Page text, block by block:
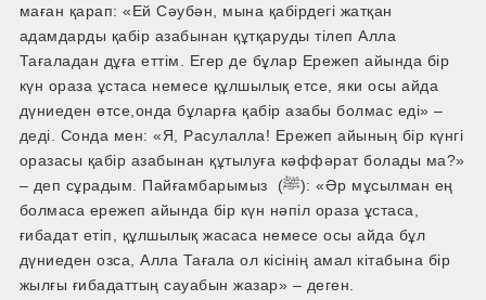
маған қарап: «Ей Сәубән, мына қабірдегі жатқан
адамдарды қабір азабынан құтқаруды тілеп Алла
Тағаладан дұға еттім. Егер де бұлар Ережеп айында бір
күн ораза ұстаса немесе құлшылық етсе, яки осы айда
дүниеден өтсе,онда бұларға қабір азабы болмас еді» –
деді. Сонда мен: «Я, Расулалла! Ережеп айының бір күнгі
оразасы қабір азабынан құтылуға кәффәрат болады ма?»
– деп сұрадым. Пайғамбарымыз (ﷺ): «Әр мұсылман ең
болмаса ережеп айында бір күн нәпіл ораза ұстаса,
ғибадат етіп, құлшылық жасаса немесе осы айда бұл
дүниеден озса, Алла Тағала ол кісінің амал кітабына бір
жылғы ғибадаттың сауабын жазар» – деген.